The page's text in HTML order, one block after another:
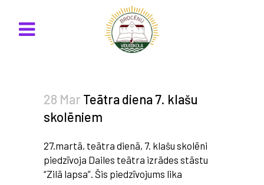
28 Mar Teātra diena 7. klašu
skolēniem
27.martā, teātra dienā, 7. klašu skolēni
piedzīvoja Dailes teātra izrādes stāstu
“Zilā lapsa”. Šis piedzīvojums lika